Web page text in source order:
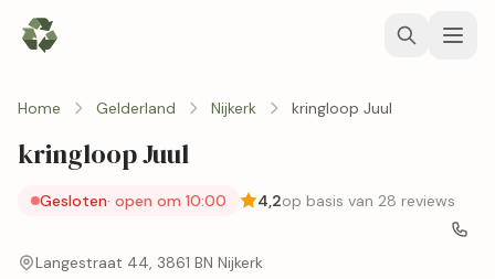
Home Gelderland Nijkerk kringloop Juul
kringloop Juul
Gesloten· open om 10:00 4,2op basis van 28 reviews
Langestraat 44, 3861 BN Nijkerk